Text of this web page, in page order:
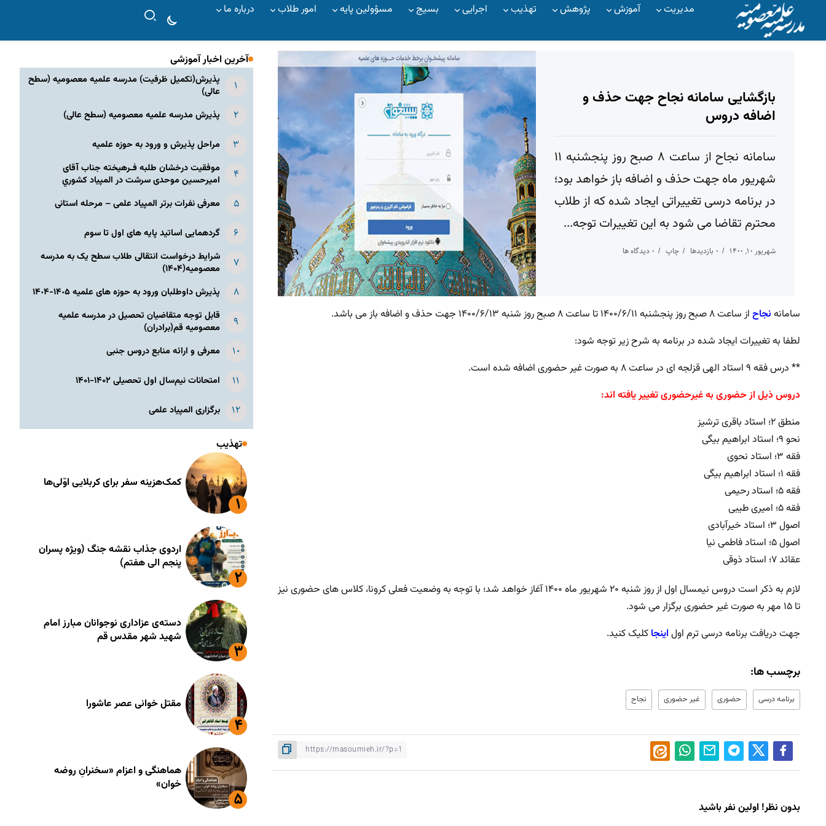
مدیریت آموزش پژوهش تهذیب اجرایی بسیج مسؤولین پایه امور طلاب درباره ما
بازگشایی سامانه نجاح جهت حذف و
اضافه دروس
سامانه نجاح از ساعت ۸ صبح روز پنجشنبه ۱۱
شهریور ماه جهت حذف و اضافه باز خواهد بود؛
در برنامه درسی تغییراتی ایجاد شده که از طلاب
محترم تقاضا می شود به این تغییرات توجه...
شهریور ۱۰, ۱۴۰۰ ۰ بازدیدها چاپ ۰ دیدگاه ها
سامانه نجاح از ساعت ۸ صبح روز پنجشنبه ۱۴۰۰/۶/۱۱ تا ساعت ۸ صبح روز شنبه ۱۴۰۰/۶/۱۳ جهت حذف و اضافه باز می باشد.
لطفا به تغییرات ایجاد شده در برنامه به شرح زیر توجه شود:
** درس فقه ۹ استاد الهی قزلجه ای در ساعت ۸ به صورت غیر حضوری اضافه شده است.
دروس ذیل از حضوری به غیرحضوری تغییر یافته اند:
منطق ۲؛ استاد باقری ترشیز
نحو ۹؛ استاد ابراهیم بیگی
فقه ۳؛ استاد نحوی
فقه ۱؛ استاد ابراهیم بیگی
فقه ۵؛ استاد رحیمی
فقه ۵؛ امیری طیبی
اصول ۳؛ استاد خیرآبادی
اصول ۵؛ استاد فاطمی نیا
عقائد ۷؛ استاد ذوقی
لازم به ذکر است دروس نیمسال اول از روز شنبه ۲۰ شهریور ماه ۱۴۰۰ آغاز خواهد شد؛ با توجه به وضعیت فعلی کرونا، کلاس های حضوری نیز
تا ۱۵ مهر به صورت غیر حضوری برگزار می شود.
جهت دریافت برنامه درسی ترم اول اینجا کلیک کنید.
برچسب ها:
برنامه درسی حضوری غیر حضوری نجاح
بدون نظر! اولین نفر باشید
آخرین اخبار آموزشی
پذیرش(تکمیل ظرفیت) مدرسه علمیه معصومیه‌ (سطح
عالی)
پذیرش مدرسه علمیه معصومیه‌ (سطح عالی)
مراحل پذیرش و ورود به حوزه علمیه
موفقیت درخشان طلبه فـرهیخته جناب آقای
امیرحسین موحدی سرشت در المپياد كشوري
معرفی نفرات برتر المپیاد علمی – مرحله استانی
گردهمایی اساتید پایه های اول تا سوم
شرایط درخواست انتقالی طلاب سطح یک به مدرسه
معصومیه(۱۴۰۴)
پذیرش داوطلبان ورود به حوزه های علمیه ١۴٠۵-١۴٠۴
قابل توجه متقاضیان تحصیل در مدرسه علمیه
معصومیه قم(برادران)
معرفی و ارائه منابع دروس جنبی
امتحانات نیم‌سال اول تحصیلی ۱۴۰۲-۱۴۰۱
برگزاری المپیاد علمی
تهذیب
کمک‌هزینه سفر برای کربلایی اوّلی‌ها
اردوی جذاب نقشه جنگ (ویژه پسران
پنجم الی هفتم)
دسته‌ی عزاداری نوجوانان مبارز امام
شهید شهر مقدس قم
مقتل خوانی عصر عاشورا
هماهنگی و اعزام «سخنرانِ روضه
خوان»